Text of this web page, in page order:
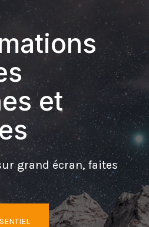
et
grand écran, faites